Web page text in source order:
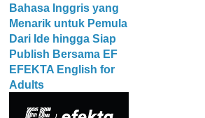
Bahasa Inggris yang
Menarik untuk Pemula
Dari Ide hingga Siap
Publish Bersama EF
EFEKTA English for
Adults